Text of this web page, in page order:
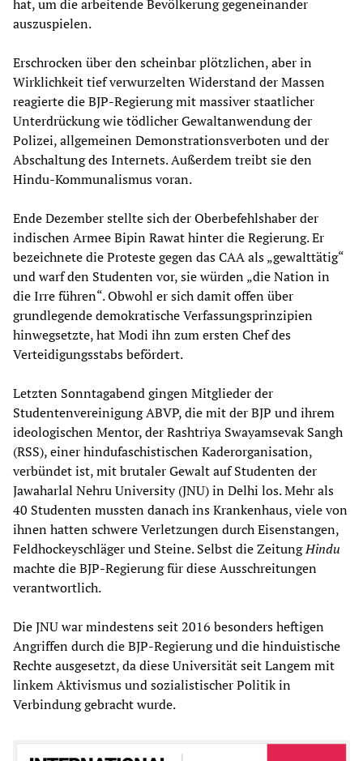
hat, um die arbeitende Bevölkerung gegeneinander
auszuspielen.
Erschrocken über den scheinbar plötzlichen, aber in
Wirklichkeit tief verwurzelten Widerstand der Massen
reagierte die BJP-Regierung mit massiver staatlicher
Unterdrückung wie tödlicher Gewaltanwendung der
Polizei, allgemeinen Demonstrationsverboten und der
Abschaltung des Internets. Außerdem treibt sie den
Hindu-Kommunalismus voran.
Ende Dezember stellte sich der Oberbefehlshaber der
indischen Armee Bipin Rawat hinter die Regierung. Er
bezeichnete die Proteste gegen das CAA als „gewalttätig“
und warf den Studenten vor, sie würden „die Nation in
die Irre führen“. Obwohl er sich damit offen über
grundlegende demokratische Verfassungsprinzipien
hinwegsetzte, hat Modi ihn zum ersten Chef des
Verteidigungsstabs befördert.
Letzten Sonntagabend gingen Mitglieder der
Studentenvereinigung ABVP, die mit der BJP und ihrem
ideologischen Mentor, der Rashtriya Swayamsevak Sangh
(RSS), einer hindufaschistischen Kaderorganisation,
verbündet ist, mit brutaler Gewalt auf Studenten der
Jawaharlal Nehru University (JNU) in Delhi los. Mehr als
40 Studenten mussten danach ins Krankenhaus, viele von
ihnen hatten schwere Verletzungen durch Eisenstangen,
Feldhockeyschläger und Steine. Selbst die ZeitungHindu
machte die BJP-Regierung für diese Ausschreitungen
verantwortlich.
Die JNU war mindestens seit 2016 besonders heftigen
Angriffen durch die BJP-Regierung und die hinduistische
Rechte ausgesetzt, da diese Universität seit Langem mit
linkem Aktivismus und sozialistischer Politik in
Verbindung gebracht wurde.